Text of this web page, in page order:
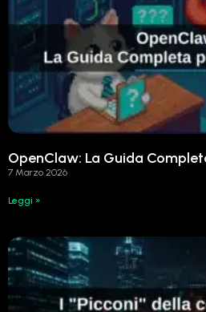
OpenClaw: La Guida
7 Marzo 2026
Leggi »